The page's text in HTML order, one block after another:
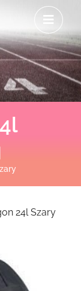
24l Szary